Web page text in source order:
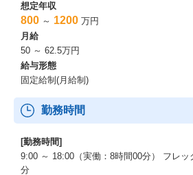
想定年収
800 ～ 1200 万円
月給
50 ～ 62.5万円
給与形態
固定給制(月給制)
勤務時間
[勤務時間]
9:00 ～ 18:00（実働：8時間00分） フレ
分